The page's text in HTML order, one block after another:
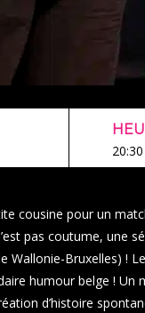
20:30
cousine pour un
pas coutume, une
Bruxelles) !
humour belge ! Un
d’histoire